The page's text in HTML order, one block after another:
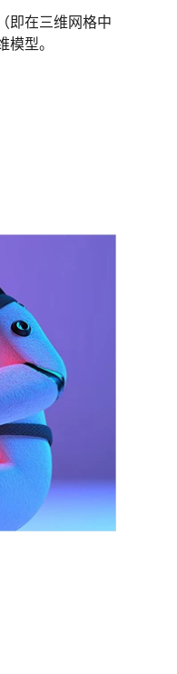
即在三维网格中
型。